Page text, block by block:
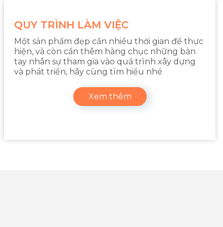
QUY TRÌNH LÀM VIỆC
Một sản phẩm đẹp cần nhiều thời gian để thực
hiện, và còn cần thêm hàng chục những bàn
tay nhân sự tham gia vào quá trình xây dựng
và phát triển, hãy cùng tìm hiểu nhé
Xem thêm